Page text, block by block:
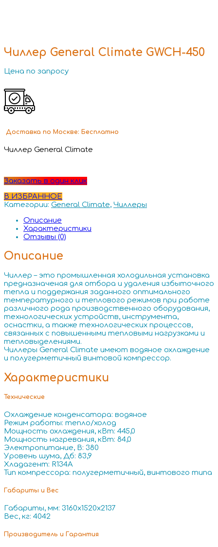
Чиллер General Climate GWCH-450
Цена по запросу
Доставка по Москве: Бесплатно
Чиллер General Climate
Заказать в один клик
В ИЗБРАННОЕ
Категории: General Climate, Чиллеры
Описание
Характеристики
Отзывы (0)
Описание
Чиллер – это промышленная холодильная установка
предназначеная для отбора и удаления избыточного
тепла и поддержания заданного оптимального
температурного и теплового режимов при работе
различного рода производственного оборудования,
технологических устройств, инструмента,
оснастки, а также технологических процессов,
связанных с повышенными тепловыми нагрузками и
тепловыделениями.
Чиллеры General Climate имеют водяное охлаждение
и полугерметичный винтовой компрессор.
Характеристики
Технические
Охлаждение конденсатора: водяное
Режим работы: тепло/холод
Мощность охлаждения, кВт: 445,0
Мощность нагревания, кВт: 84,0
Электропитание, В: 380
Уровень шума, Дб: 83,9
Хладагент: R134A
Тип компрессора: полугерметичный, винтового типа
Габариты и Вес
Габариты, мм: 3160x1520x2137
Вес, кг: 4042
Производитель и Гарантия